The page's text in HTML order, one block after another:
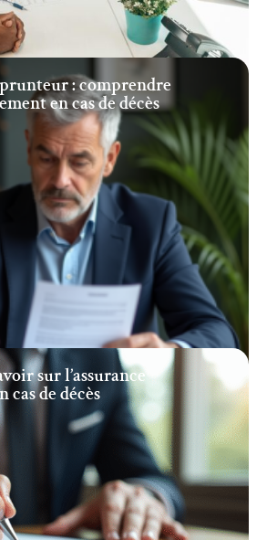
: comprendre
en cas de décès
sur l’assurance
de décès